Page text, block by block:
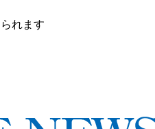
れます